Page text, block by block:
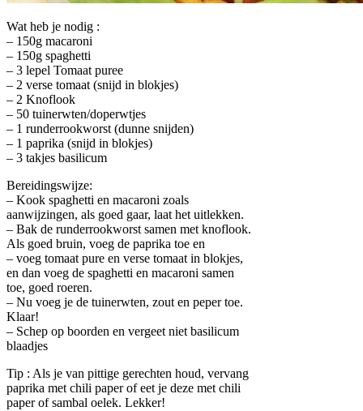
Wat heb je nodig :
– 150g macaroni
– 150g spaghetti
– 3 lepel Tomaat puree
– 2 verse tomaat (snijd in blokjes)
– 2 Knoflook
– 50 tuinerwten/doperwtjes
– 1 runderrookworst (dunne snijden)
– 1 paprika (snijd in blokjes)
– 3 takjes basilicum
Bereidingswijze:
– Kook spaghetti en macaroni zoals
aanwijzingen, als goed gaar, laat het uitlekken.
– Bak de runderrookworst samen met knoflook.
Als goed bruin, voeg de paprika toe en
– voeg tomaat pure en verse tomaat in blokjes,
en dan voeg de spaghetti en macaroni samen
toe, goed roeren.
– Nu voeg je de tuinerwten, zout en peper toe.
Klaar!
– Schep op boorden en vergeet niet basilicum
blaadjes
Tip : Als je van pittige gerechten houd, vervang
paprika met chili paper of eet je deze met chili
paper of sambal oelek. Lekker!